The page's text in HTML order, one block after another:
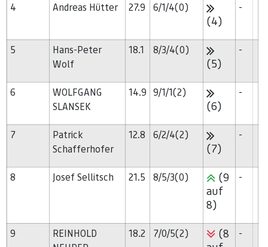
4 Andreas Hütter 27.9 6/1/4(0)
(4)
-
5
Hans-Peter
Wolf
18.1 8/3/4(0)
(5)
-
6
WOLFGANG
SLANSEK
14.9 9/1/1(2)
(6)
-
7
Patrick
Schafferhofer
12.8 6/2/4(2)
(7)
-
8 Josef Sellitsch 21.5 8/5/3(0)
(9
auf
8)
-
9
REINHOLD
18.2 7/0/5(2)
(8
-